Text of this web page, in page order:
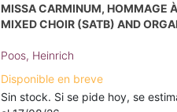
MISSA CARMINUM, HOMMAGE
MIXED CHOIR (SATB) AND
Poos, Heinrich
Disponible en breve
Sin stock. Si se pide hoy, se